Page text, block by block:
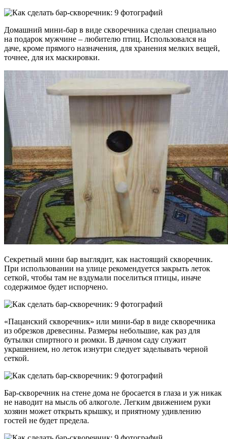
Домашний мини-бар в виде скворечника сделан специально
на подарок мужчине – любителю птиц. Использовался на
даче, кроме прямого назначения, для хранения мелких вещей,
точнее, для их маскировки.
Секретный мини бар выглядит, как настоящий скворечник.
При использовании на улице рекомендуется закрыть леток
сеткой, чтобы там не вздумали поселиться птицы, иначе
содержимое будет испорчено.
«Пацанский скворечник» или мини-бар в виде скворечника
из обрезков древесины. Размеры небольшие, как раз для
бутылки спиртного и рюмки. В дачном саду служит
украшением, но леток изнутри следует заделывать черной
сеткой.
Бар-скворечник на стене дома не бросается в глаза и уж никак
не наводит на мысль об алкоголе. Легким движением руки
хозяин может открыть крышку, и приятному удивлению
гостей не будет предела.